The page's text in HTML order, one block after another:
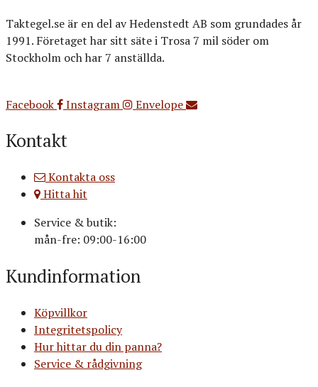
Taktegel.se är en del av Hedenstedt AB som grundades år
1991. Företaget har sitt säte i Trosa 7 mil söder om
Stockholm och har 7 anställda.
Facebook
Instagram Envelope
Kontakt
Kontakta oss
Hitta hit
Service & butik:
mån-fre: 09:00-16:00
Kundinformation
Köpvillkor
Integritetspolicy
Hur hittar du din panna?
Service & rådgivning